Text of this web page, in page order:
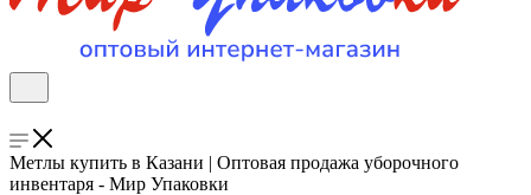
Метлы купить в Казани | Оптовая продажа уборочного
инвентаря - Мир Упаковки